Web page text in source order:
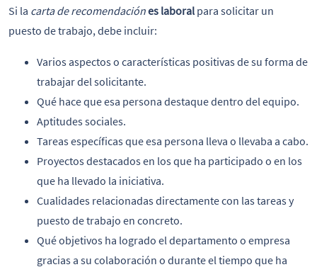
Si la carta de recomendaciónes laboral para solicitar un
puesto de trabajo, debe incluir:
Varios aspectos o características positivas de su forma de
trabajar del solicitante.
Qué hace que esa persona destaque dentro del equipo.
Aptitudes sociales.
Tareas específicas que esa persona lleva o llevaba a cabo.
Proyectos destacados en los que ha participado o en los
que ha llevado la iniciativa.
Cualidades relacionadas directamente con las tareas y
puesto de trabajo en concreto.
Qué objetivos ha logrado el departamento o empresa
gracias a su colaboración o durante el tiempo que ha